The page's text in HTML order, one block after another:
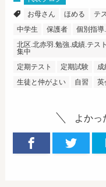
お母さん
ほめる テ
中学生
保護者 個別指導
北区.北赤羽.勉強.成績.テス
集中
定期テスト
定期試験 成
生徒と仲がよい
自習 英
よかっ